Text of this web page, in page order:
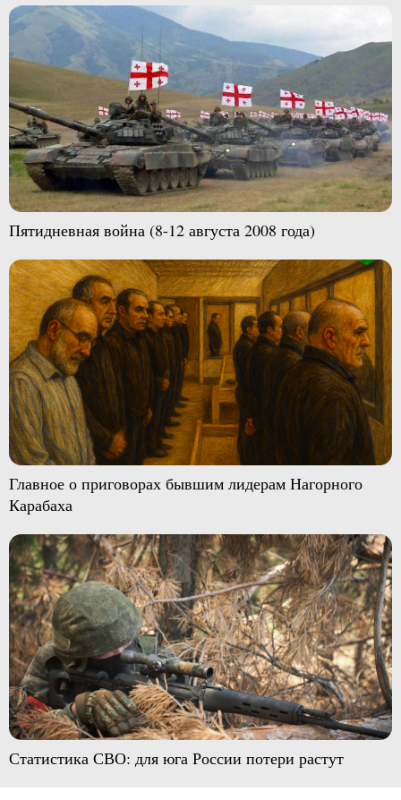
Пятидневная война (8-12 августа 2008 года)
Главное о приговорах бывшим лидерам Нагорного
Карабаха
Статистика СВО: для юга России потери растут